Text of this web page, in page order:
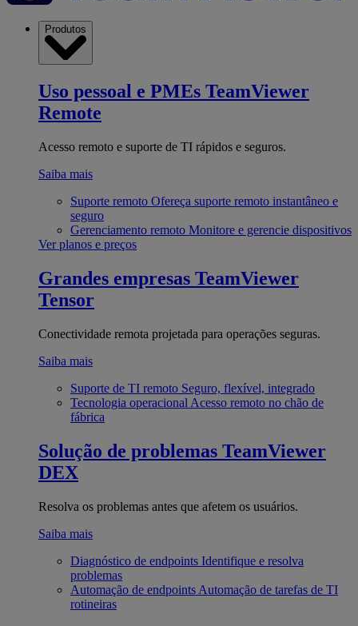
Produtos
Uso pessoal e PMEs TeamViewer
Remote
Acesso remoto e suporte de TI rápidos e seguros.
Saiba mais
Suporte remoto Ofereça suporte remoto instantâneo e
seguro
Gerenciamento remoto Monitore e gerencie dispositivos
Ver planos e preços
Grandes empresas TeamViewer
Tensor
Conectividade remota projetada para operações seguras.
Saiba mais
Suporte de TI remoto Seguro, flexível, integrado
Tecnologia operacional Acesso remoto no chão de
fábrica
Solução de problemas TeamViewer
DEX
Resolva os problemas antes que afetem os usuários.
Saiba mais
Diagnóstico de endpoints Identifique e resolva
problemas
Automação de endpoints Automação de tarefas de TI
rotineiras